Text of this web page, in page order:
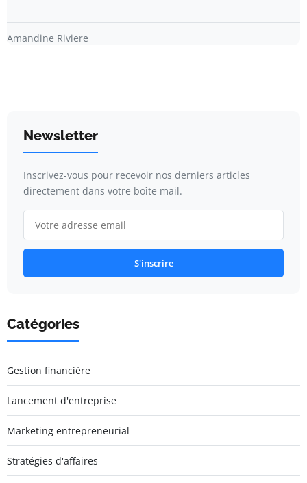
Amandine Riviere
Newsletter
Inscrivez-vous pour recevoir nos derniers articles
directement dans votre boîte mail.
S'inscrire
Catégories
Gestion financière
Lancement d'entreprise
Marketing entrepreneurial
Stratégies d'affaires